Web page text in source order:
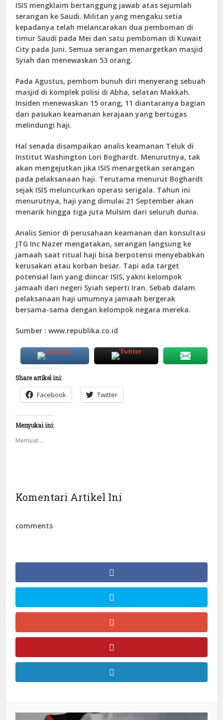
ISIS mengklaim bertanggung jawab atas sejumlah
serangan ke Saudi. Militan yang mengaku setia
kepadanya telah melancarakan dua pemboman di
timur Saudi pada Mei dan satu pemboman di Kuwait
City pada Juni. Semua serangan menargetkan masjid
Syiah dan menewaskan 53 orang.
Pada Agustus, pembom bunuh diri menyerang sebuah
masjid di komplek polisi di Abha, selatan Makkah.
Insiden menewaskan 15 orang, 11 diantaranya bagian
dari pasukan keamanan kerajaan yang bertugas
melindungi haji.
Hal senada disampaikan analis keamanan Teluk di
Institut Washington Lori Boghardt. Menurutnya, tak
akan mengejutkan jika ISIS menargetkan serangan
pada pelaksanaan haji. Terutama menurut Boghardt
sejak ISIS meluncurkan operasi serigala. Tahun ini
menurutnya, haji yang dimulai 21 September akan
menarik hingga tiga juta Mulsim dari seluruh dunia.
Analis Senior di perusahaan keamanan dan konsultasi
JTG Inc Nazer mengatakan, serangan langsung ke
jamaah saat ritual haji bisa berpotensi menyebabkan
kerusakan atau korban besar. Tapi ada target
potensial lain yang diincar ISIS, yakni kelompok
jamaah dari negeri Syiah seperti Iran. Sebab dalam
pelaksanaan haji umumnya jamaah bergerak
bersama-sama dengan kelompok negara mereka.
Sumber : www.republika.co.id
Share artikel ini:
Facebook Twitter
Menyukai ini:
Memuat...
Komentari Artikel Ini
comments